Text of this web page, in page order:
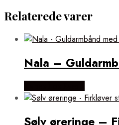
Relaterede varer
Nala –
Sølv øreringe –